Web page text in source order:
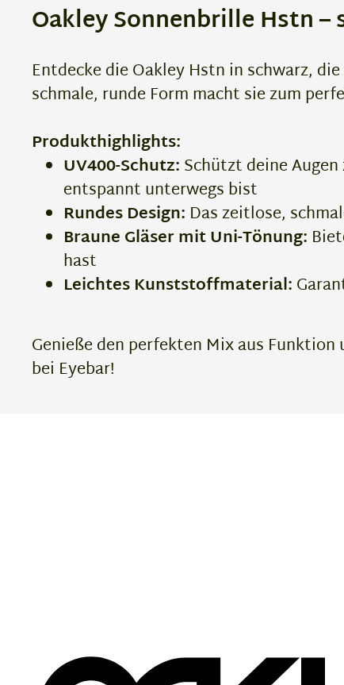
Oakley Sonnenbrille Hstn
Entdecke die Oakley Hstn in schwarz,
schmale, runde Form macht sie zum
Produkthighlights:
UV400-Schutz:Schützt deine
entspannt unterwegs bist
Rundes Design: Das zeitlose,
Braune Gläser mit Uni-Tönung:
hast
Leichtes Kunststoffmaterial:
Genieße den perfekten Mix aus
bei Eyebar!